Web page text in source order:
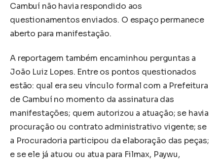
Cambuí não havia respondido aos
questionamentos enviados. O espaço permanece
aberto para manifestação.
A reportagem também encaminhou perguntas a
João Luiz Lopes. Entre os pontos questionados
estão: qual era seu vínculo formal com a Prefeitura
de Cambuí no momento da assinatura das
manifestações; quem autorizou a atuação; se havia
procuração ou contrato administrativo vigente; se
a Procuradoria participou da elaboração das peças;
e se ele já atuou ou atua para Filmax, Paywu,